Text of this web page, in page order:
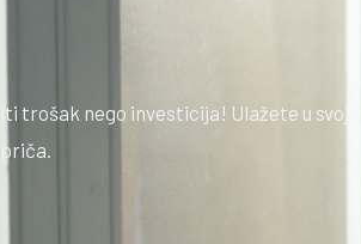
nego investicija! Ulažete u svoje